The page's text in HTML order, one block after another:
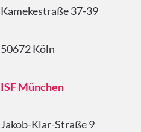
Kamekestraße 37-39
50672 Köln
ISF München
Jakob-Klar-Straße 9